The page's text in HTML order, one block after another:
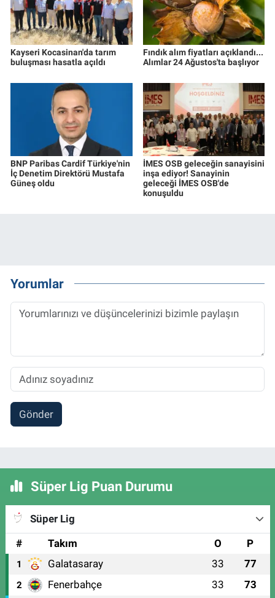
Kayseri Kocasinan'da tarım
buluşması hasatla açıldı
Fındık alım fiyatları açıklandı...
Alımlar 24 Ağustos'ta başlıyor
BNP Paribas Cardif Türkiye'nin
İç Denetim Direktörü Mustafa
Güneş oldu
İMES OSB geleceğin sanayisini
inşa ediyor! Sanayinin
geleceği İMES OSB'de
konuşuldu
Yorumlar
Gönder
Süper Lig Puan Durumu
Süper Lig
#
Takım O P
1 Galatasaray 33 77
2 Fenerbahçe 33 73